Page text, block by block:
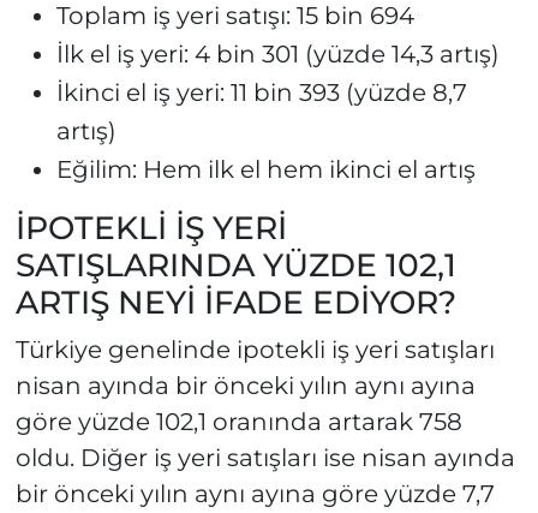
Toplam iş yeri satışı: 15 bin 694
İlk el iş yeri: 4 bin 301 (yüzde 14,3 artış)
İkinci el iş yeri: 11 bin 393 (yüzde 8,7
artış)
Eğilim: Hem ilk el hem ikinci el artış
İPOTEKLİ İŞ YERİ
SATIŞLARINDA YÜZDE 102,1
ARTIŞ NEYİ İFADE EDİYOR?
Türkiye genelinde ipotekli iş yeri satışları
nisan ayında bir önceki yılın aynı ayına
göre yüzde 102,1 oranında artarak 758
oldu. Diğer iş yeri satışları ise nisan ayında
bir önceki yılın aynı ayına göre yüzde 7,7